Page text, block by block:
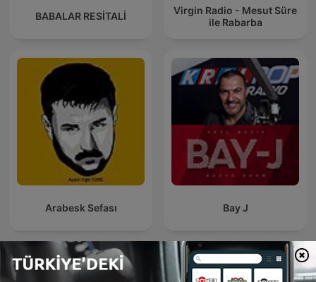
BABALAR RESİTALİ
Virgin Radio - Mesut Süre
ile Rabarba
Arabesk Sefası Bay J